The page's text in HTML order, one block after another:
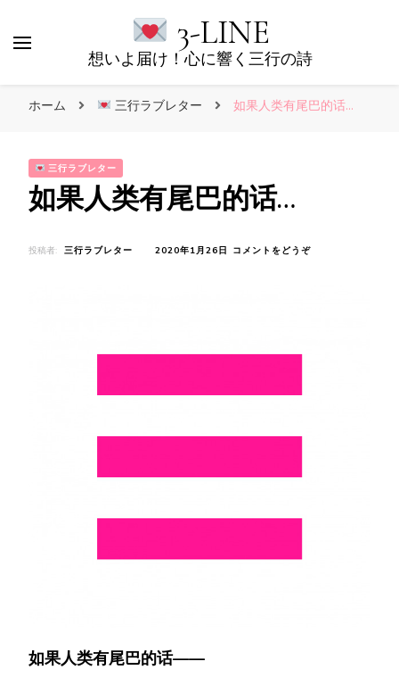
3-LINE
想いよ届け！心に響く三行の詩
ホーム 三行ラブレター 如果人类有尾巴的话…
三行ラブレター
如果人类有尾巴的话…
投稿者: 三行ラブレター 2020年1月26日 コメントをどうぞ(如
如果人类有尾巴的话——